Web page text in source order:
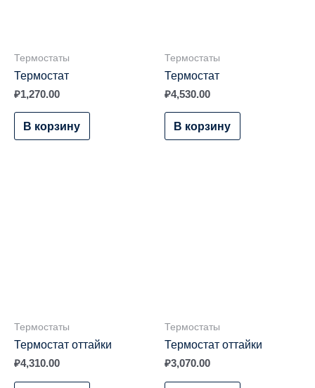
Термостаты
Термостат
₽1,270.00
В корзину
Термостаты
Термостат
₽4,530.00
В корзину
Термостаты
Термостат оттайки
₽4,310.00
Термостаты
Термостат оттайки
₽3,070.00